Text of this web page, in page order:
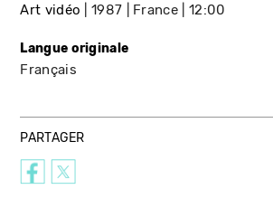
Art vidéo 1987 France 12:00
Langue originale
Français
PARTAGER